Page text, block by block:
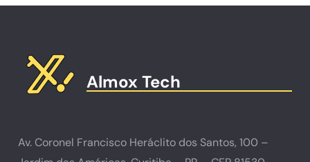
Almox Tech
Av. Coronel Francisco Heráclito dos Santos, 100 –